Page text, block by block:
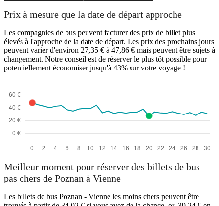
Prix à mesure que la date de départ approche
Les compagnies de bus peuvent facturer des prix de billet plus
élevés à l'approche de la date de départ. Les prix des prochains jours
peuvent varier d'environ 27,35 € à 47,86 € mais peuvent être sujets à
changement. Notre conseil est de réserver le plus tôt possible pour
potentiellement économiser jusqu'à 43% sur votre voyage !
Meilleur moment pour réserver des billets de bus
pas chers de Poznan à Vienne
Les billets de bus Poznan - Vienne les moins chers peuvent être